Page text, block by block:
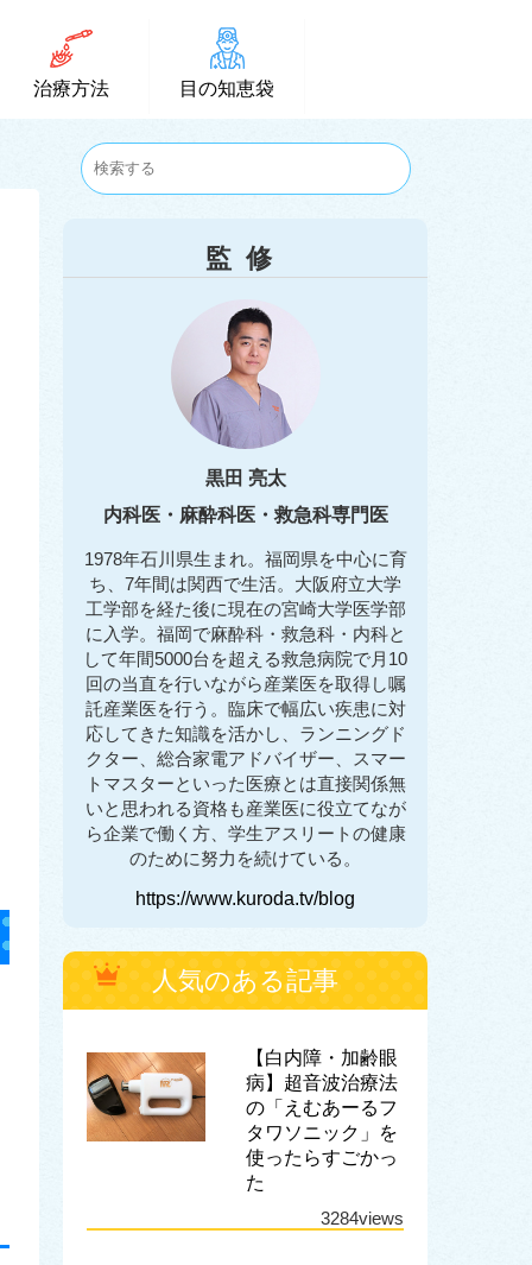
治療方法 目の知恵袋
監修
黒田 亮太
内科医・麻酔科医・救急科専門医
1978年石川県生まれ。福岡県を中心に育
ち、7年間は関西で生活。大阪府立大学
工学部を経た後に現在の宮崎大学医学部
に入学。福岡で麻酔科・救急科・内科と
して年間5000台を超える救急病院で月10
回の当直を行いながら産業医を取得し嘱
託産業医を行う。臨床で幅広い疾患に対
応してきた知識を活かし、ランニングド
クター、総合家電アドバイザー、スマー
トマスターといった医療とは直接関係無
いと思われる資格も産業医に役立てなが
ら企業で働く方、学生アスリートの健康
のために努力を続けている。
https://www.kuroda.tv/blog
人気のある記事
【白内障・加齢眼
病】超音波治療法
の「えむあーるフ
タワソニック」を
使ったらすごかっ
た
3284views